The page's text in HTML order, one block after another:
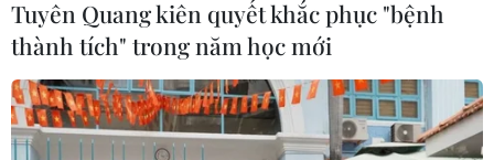
Tuyên Quang kiên quyết khắc phục "bệnh
thành tích" trong năm học mới